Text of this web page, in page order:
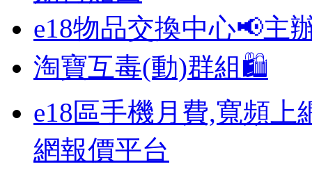
e18物品交換中心📢主
淘寶互毒(動)群組🛍️
e18區手機月費,寬頻上
網報價平台